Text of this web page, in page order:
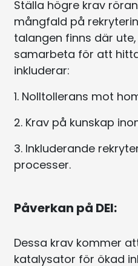
Ställa högre krav
mångfald på
talangen finns där
samarbeta för att
inkluderar:
1. Nolltollerans mot
2. Krav på kunskap
3. Inkluderande
processer.
Påverkan på DEI:
Dessa krav kommer
katalysator för ökad